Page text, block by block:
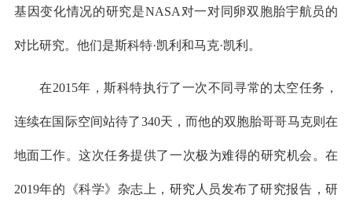
基因变化情况的研究是NASA对一对同卵双胞胎宇航员的
对比研究。他们是斯科特·凯利和马克·凯利。
在2015年，斯科特执行了一次不同寻常的太空任务，
连续在国际空间站待了340天，而他的双胞胎哥哥马克则在
地面工作。这次任务提供了一次极为难得的研究机会。在
2019年的《科学》杂志上，研究人员发布了研究报告，研